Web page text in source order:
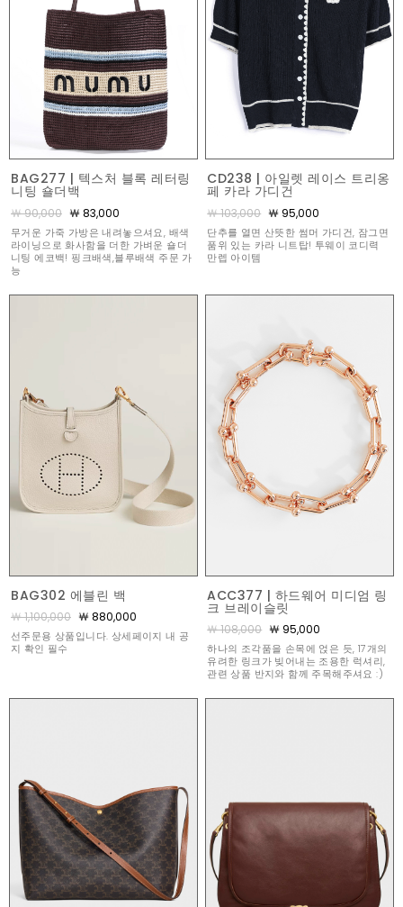
BAG277 | 텍스처 블록 레터링
니팅 숄더백
￦ 90,000 ￦ 83,000
무거운 가죽 가방은 내려놓으셔요, 배색
라이닝으로 화사함을 더한 가벼운 숄더
니팅 에코백! 핑크배색,블루배색 주문 가
능
CD238 | 아일렛 레이스 트리옹
페 카라 가디건
￦ 103,000 ￦ 95,000
단추를 열면 산뜻한 썸머 가디건, 잠그면
품위 있는 카라 니트탑! 투웨이 코디력
만렙 아이템
BAG302 에블린 백
￦ 1,100,000 ￦ 880,000
선주문용 상품입니다. 상세페이지 내 공
지 확인 필수
ACC377 | 하드웨어 미디엄 링
크 브레이슬릿
￦ 108,000 ￦ 95,000
하나의 조각품을 손목에 얹은 듯, 17개의
유려한 링크가 빚어내는 조용한 럭셔리,
관련 상품 반지와 함께 주목해주셔요 :)